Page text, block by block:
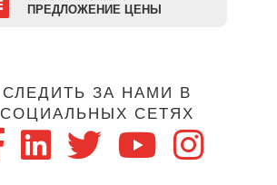
ПРЕДЛОЖЕНИЕ ЦЕНЫ
СЛЕДИТЬ ЗА НАМИ В
СОЦИАЛЬНЫХ СЕТЯХ